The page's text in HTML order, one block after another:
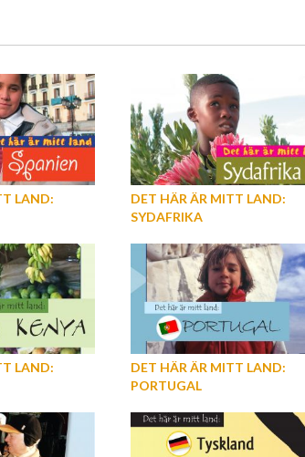
LAND:
DET HÄR ÄR MITT LAND:
SYDAFRIKA
LAND:
DET HÄR ÄR MITT LAND:
PORTUGAL